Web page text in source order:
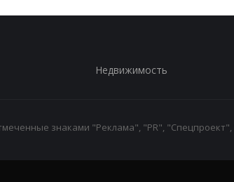
Недвижимость
знаками "Реклама", "PR",